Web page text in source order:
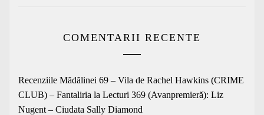
COMENTARII RECENTE
Recenziile Mădălinei 69 – Vila de Rachel Hawkins (CRIME
CLUB) – Fantaliria la Lecturi 369 (Avanpremieră): Liz
Nugent – Ciudata Sally Diamond